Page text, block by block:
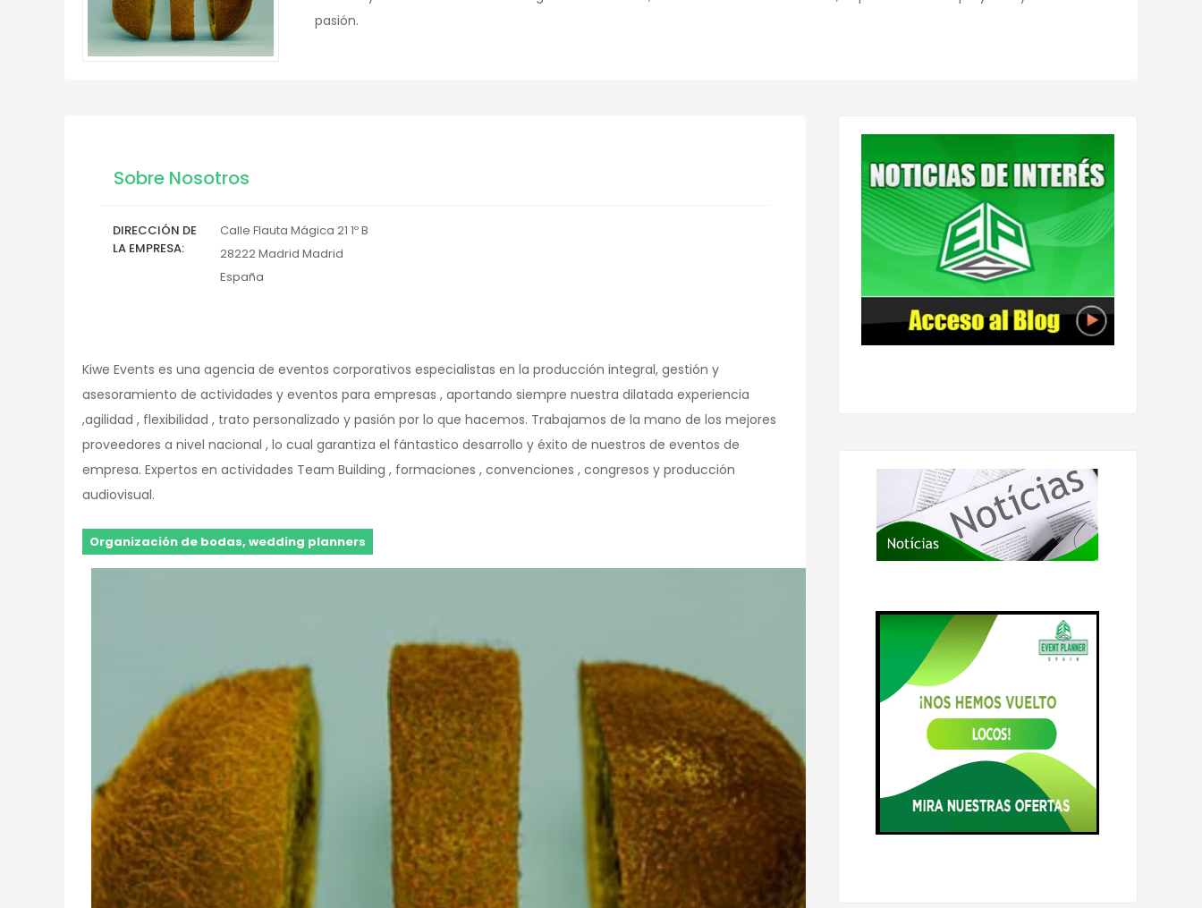
pasión.
Sobre Nosotros
DIRECCIÓN DE
LA EMPRESA
Calle Flauta Mágica 21 1º B
28222Madrid Madrid
España
Kiwe Events es una agencia de eventos corporativos especialistas en la producción integral, gestión y
asesoramiento de actividades y eventos para empresas , aportando siempre nuestra dilatada experiencia
,agilidad , flexibilidad , trato personalizado y pasión por lo que hacemos. Trabajamos de la mano de los mejores
proveedores a nivel nacional , lo cual garantiza el fántastico desarrollo y éxito de nuestros de eventos de
empresa. Expertos en actividades Team Building , formaciones , convenciones , congresos y producción
audiovisual.
Organización de bodas, wedding planners